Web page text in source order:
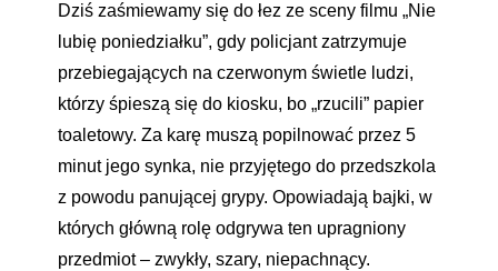
Dziś zaśmiewamy się do łez ze sceny filmu „Nie
lubię poniedziałku”, gdy policjant zatrzymuje
przebiegających na czerwonym świetle ludzi,
którzy śpieszą się do kiosku, bo „rzucili” papier
toaletowy. Za karę muszą popilnować przez 5
minut jego synka, nie przyjętego do przedszkola
z powodu panującej grypy. Opowiadają bajki, w
których główną rolę odgrywa ten upragniony
przedmiot – zwykły, szary, niepachnący.